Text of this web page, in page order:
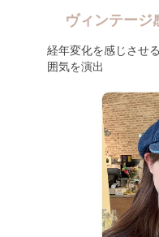
ヴィンテージ
経年変化を感じさせ
囲気を演出